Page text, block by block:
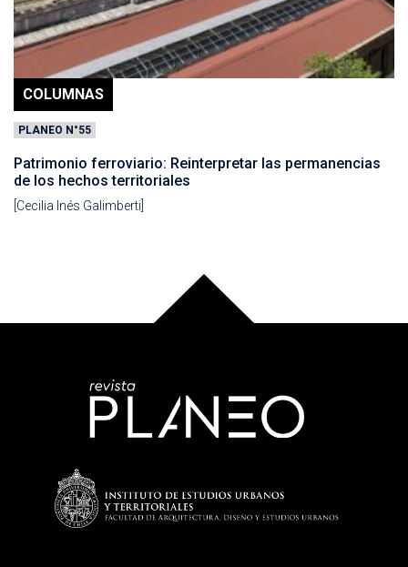
COLUMNAS
PLANEO N°55
Patrimonio ferroviario: Reinterpretar las permanencias
de los hechos territoriales
[Cecilia Inés Galimberti]